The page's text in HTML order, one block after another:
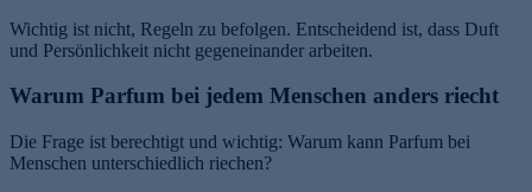
Wichtig ist nicht, Regeln zu befolgen. Entscheidend ist, dass Duft
und Persönlichkeit nicht gegeneinander arbeiten.
Warum Parfum bei jedem Menschen anders riecht
Die Frage ist berechtigt und wichtig: Warum kann Parfum bei
Menschen unterschiedlich riechen?